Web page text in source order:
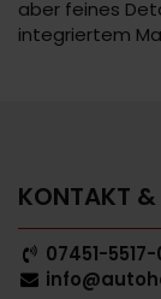
aber feines
integriertem
KONTAKT &
07451-5517-